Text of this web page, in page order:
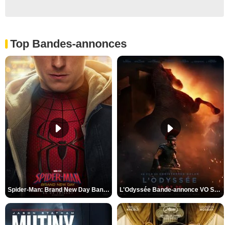
Top Bandes-annonces
Spider-Man: Brand New Day Bande-annonce VO STFR L'Odyssée Bande-annonce VO STFR